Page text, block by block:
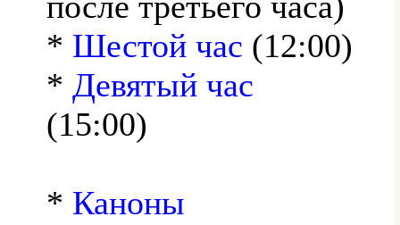
* Шестой час (12:00)
* Девятый час
(15:00)
* Каноны